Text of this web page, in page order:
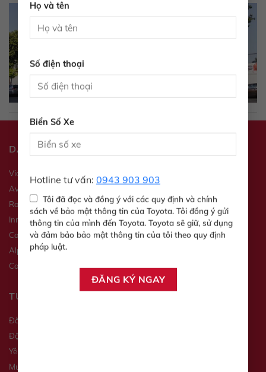
Họ và tên
Số điện thoại
Biển Số Xe
Hotline tư vấn: 0943 903 903
Tôi đã đọc và đồng ý với các quy định và chính
sách về bảo mật thông tin của Toyota. Tôi đồng ý gửi
thông tin của mình đến Toyota. Toyota sẽ giữ, sử dụng
và đảm bảo bảo mật thông tin của tôi theo quy định
pháp luật.
DANH MỤC SẢN PHẨM
Vios
Avanza
Raize
Wigo
Innova
Fortuner
Camry
Hilux
Alphard
Corolla Cross
Land Cruiser
TƯ VẤN XE
Đăng ký lái thử
Đặt hẹn dịch vụ
Yêu cầu báo giá
Mua xe trả góp